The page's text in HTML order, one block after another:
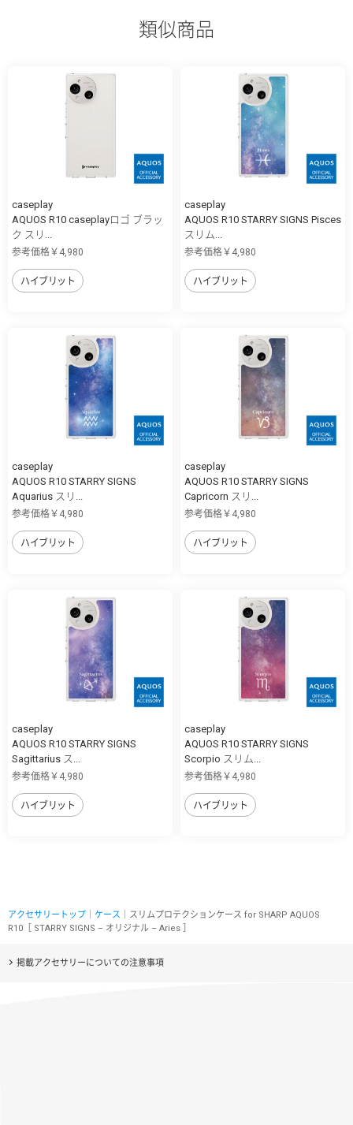
類似商品
caseplay
AQUOS R10 caseplayロゴ ブラッ
ク スリ...
参考価格￥4,980
ハイブリット
caseplay
AQUOS R10 STARRY SIGNS Pisces
スリム...
参考価格￥4,980
ハイブリット
caseplay
AQUOS R10 STARRY SIGNS
Aquarius スリ...
参考価格￥4,980
ハイブリット
caseplay
AQUOS R10 STARRY SIGNS
Capricorn スリ...
参考価格￥4,980
ハイブリット
caseplay
AQUOS R10 STARRY SIGNS
Sagittarius ス...
参考価格￥4,980
ハイブリット
caseplay
AQUOS R10 STARRY SIGNS
Scorpio スリム...
参考価格￥4,980
ハイブリット
アクセサリートップ ケース ｜スリムプロテクションケース for SHARP AQUOS
R10［ STARRY SIGNS – オリジナル – Aries ］
掲載アクセサリーについての注意事項